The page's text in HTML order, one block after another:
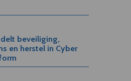
beveiliging,
en herstel in Cyber